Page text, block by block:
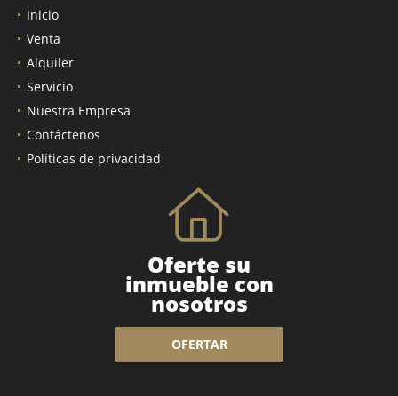
Inicio
Venta
Alquiler
Servicio
Nuestra Empresa
Contáctenos
Políticas de privacidad
Oferte su
inmueble con
nosotros
OFERTAR